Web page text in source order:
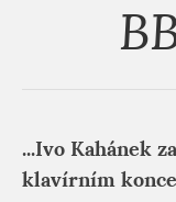
...Ivo Kahánek
klavírním